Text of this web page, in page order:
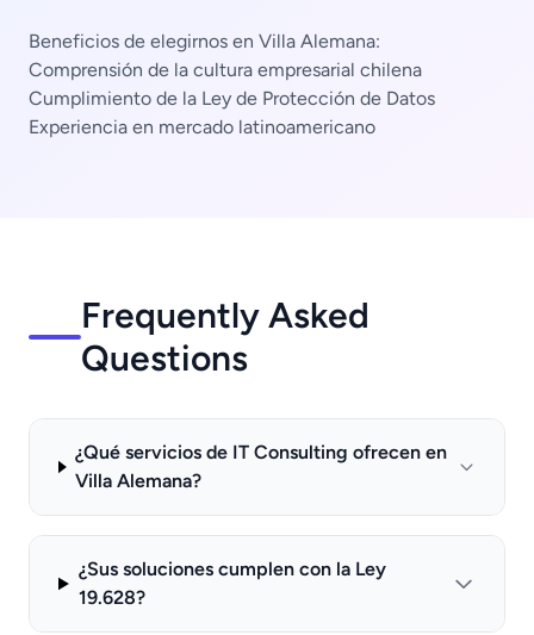
Beneficios de elegirnos en Villa Alemana:
Comprensión de la cultura empresarial chilena
Cumplimiento de la Ley de Protección de Datos
Experiencia en mercado latinoamericano
Frequently Asked
Questions
¿Qué servicios de IT Consulting ofrecen en
Villa Alemana?
¿Sus soluciones cumplen con la Ley
19.628?